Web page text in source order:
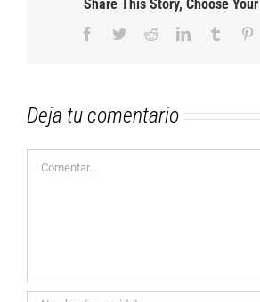
Share This Story, Choose
Facebook
TwitterRedditLinkedInTumblr
Deja tu comentario